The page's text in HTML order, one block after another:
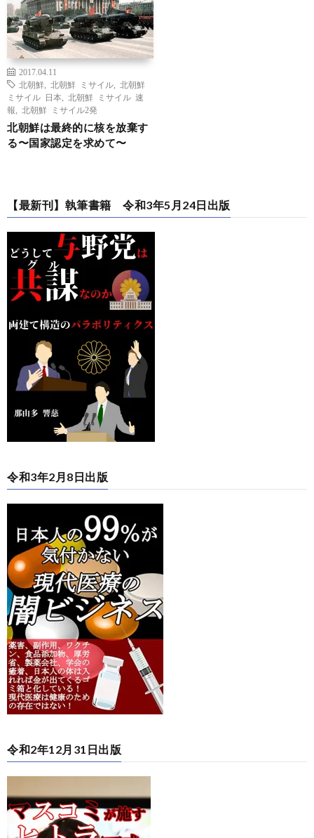
2017.04.11
北朝鮮
北朝鮮 ミサイル
北朝鮮
ミサイル 日本
北朝鮮 ミサイル 速
報
北朝鮮 ミサイル2発
北朝鮮は最終的に核を放棄す
る〜国家認定を求めて〜
【最新刊】執筆書籍 令和3年5月24日出版
令和3年2月8日出版
令和2年12月31日出版